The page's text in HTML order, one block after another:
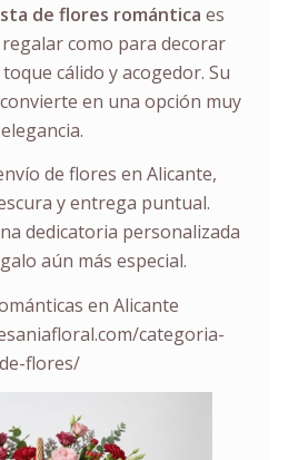
de flores romántica es
como para decorar
cálido y acogedor. Su
en una opción muy
de flores en Alicante,
y entrega puntual.
dedicatoria personalizada
aún más especial.
en Alicante
categoria-
flores/